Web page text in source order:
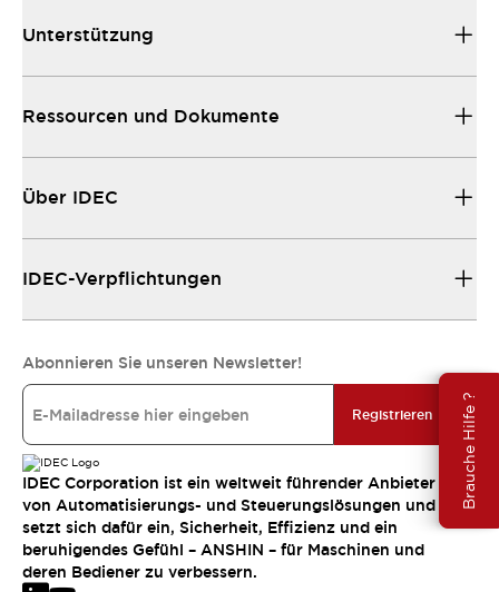
Brauche Hilfe ?
Unterstützung
Ressourcen und Dokumente
Über IDEC
IDEC-Verpflichtungen
Abonnieren Sie unseren Newsletter!
Registrieren
IDEC Corporation ist ein weltweit führender Anbieter
von Automatisierungs- und Steuerungslösungen und
setzt sich dafür ein, Sicherheit, Effizienz und ein
beruhigendes Gefühl – ANSHIN – für Maschinen und
deren Bediener zu verbessern.